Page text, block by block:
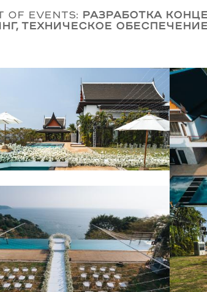
of Events: разработка
техническое